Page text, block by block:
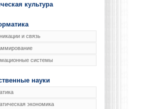
культура
и связь
системы
науки
экономика